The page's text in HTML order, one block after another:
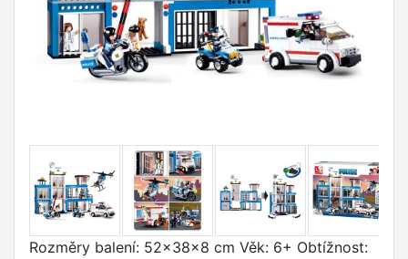
Rozměry balení: 52x38x8 cm Věk: 6+ Obtížnost: